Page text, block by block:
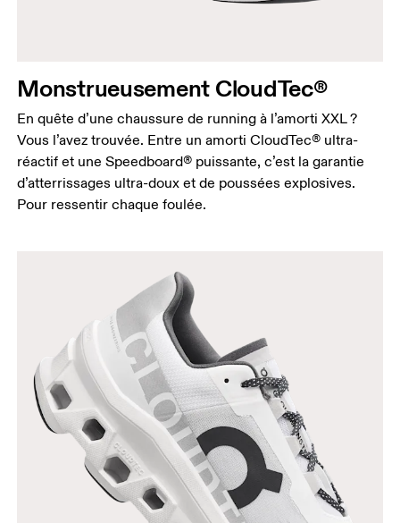
Monstrueusement CloudTec®
En quête d’une chaussure de running à l’amorti XXL ?
Vous l’avez trouvée. Entre un amorti CloudTec® ultra-
réactif et une Speedboard® puissante, c’est la garantie
d’atterrissages ultra-doux et de poussées explosives.
Pour ressentir chaque foulée.